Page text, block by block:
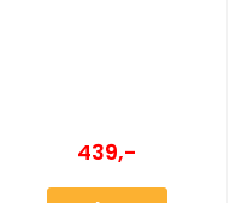
439,-